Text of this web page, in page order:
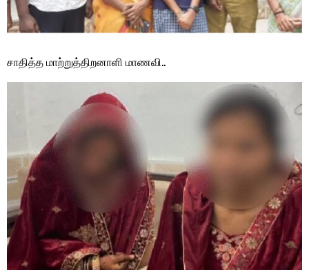
சாதித்த மாற்றுத்திறனாளி மாணவி..